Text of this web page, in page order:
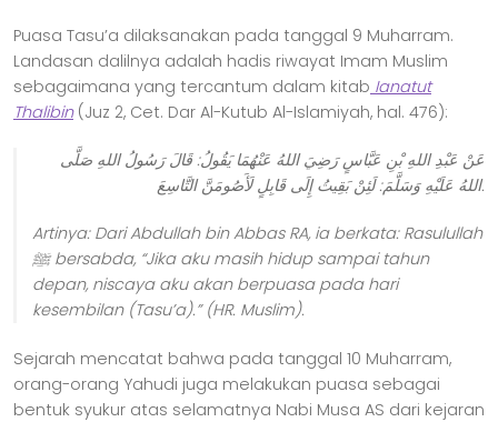
Puasa Tasu’a dilaksanakan pada tanggal 9 Muharram.
Landasan dalilnya adalah hadis riwayat Imam Muslim
sebagaimana yang tercantum dalam kitab Ianatut
Thalibin (Juz 2, Cet. Dar Al-Kutub Al-Islamiyah, hal. 476):
عَنْ عَبْدِ اللهِ بْنِ عَبَّاسٍ رَضِيَ اللهُ عَنْهُمَا يَقُولُ: قَالَ رَسُولُ اللهِ صَلَّى
اللهُ عَلَيْهِ وَسَلَّمَ: لَئِنْ بَقِيتُ إِلَى قَابِلٍ لَأَصُومَنَّ التَّاسِعَ.
Artinya: Dari Abdullah bin Abbas RA, ia berkata: Rasulullah
ﷺ bersabda, “Jika aku masih hidup sampai tahun
depan, niscaya aku akan berpuasa pada hari
kesembilan (Tasu’a).”(HR. Muslim).
Sejarah mencatat bahwa pada tanggal 10 Muharram,
orang-orang Yahudi juga melakukan puasa sebagai
bentuk syukur atas selamatnya Nabi Musa AS dari kejaran